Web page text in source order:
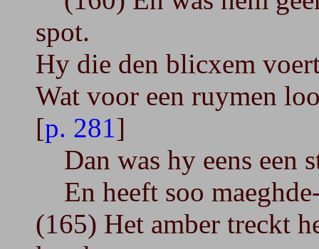
spot.
Hy die den blicxem
Wat voor een ruymen
[p. 281]
Dan was hy eens een
En heeft soo
(165) Het amber treckt